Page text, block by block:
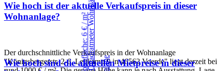
Wie hoch ist der aktuelle Verkaufspreis in dieser
Wohnanlage?
Der durchschnittliche Verkaufspreis in der Wohnanlage
"Königsbergerstr. 2-6, Leitkamp 9 in 46562 Voerde" liegt derzeit bei
Wie hoch sind die aktuellen Mietpreise in dieser